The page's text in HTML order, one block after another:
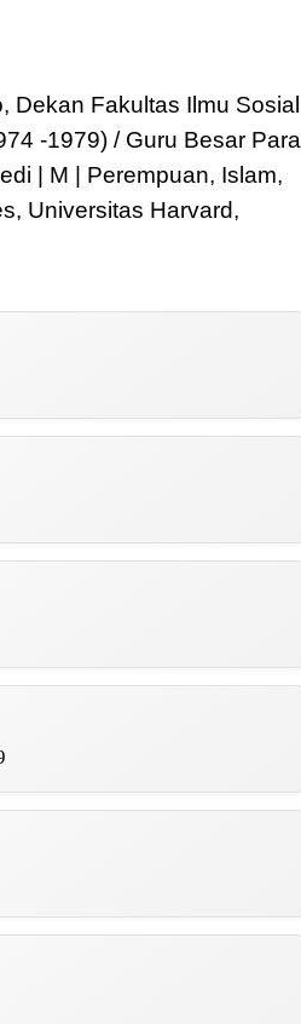
Dekan Fakultas Ilmu Sosial
-1979) / Guru Besar Para
| M | Perempuan, Islam,
Universitas Harvard,